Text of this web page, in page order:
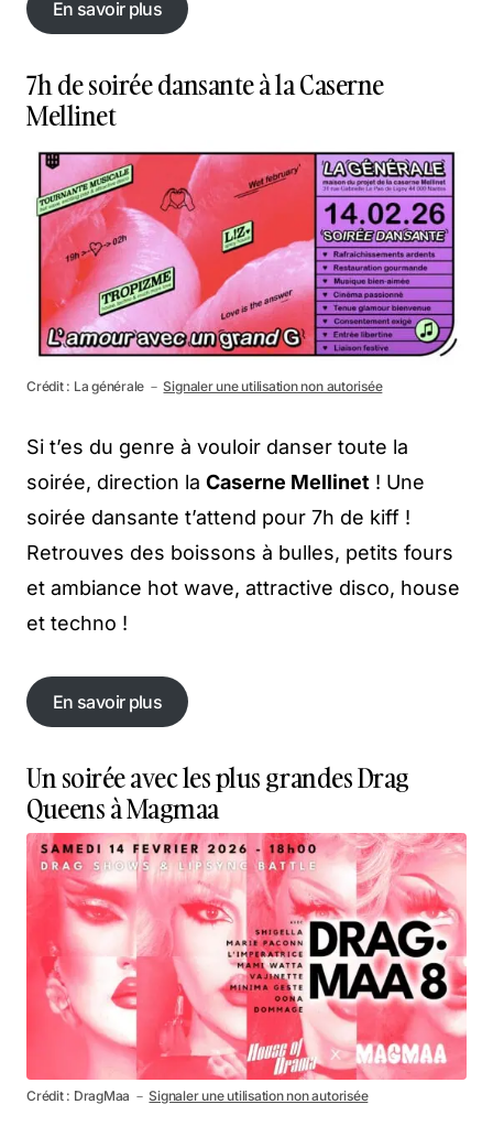
En savoir plus
En savoir plus
7h de soirée dansante à la Caserne
Mellinet
Crédit : La générale －Signaler une utilisation non autorisée
Si t’es du genre à vouloir danser toute la
soirée, direction la Caserne Mellinet ! Une
soirée dansante t’attend pour 7h de kiff !
Retrouves des boissons à bulles, petits fours
et ambiance hot wave, attractive disco, house
et techno !
En savoir plus
En savoir plus
Un soirée avec les plus grandes Drag
Queens à Magmaa
Crédit : DragMaa －Signaler une utilisation non autorisée